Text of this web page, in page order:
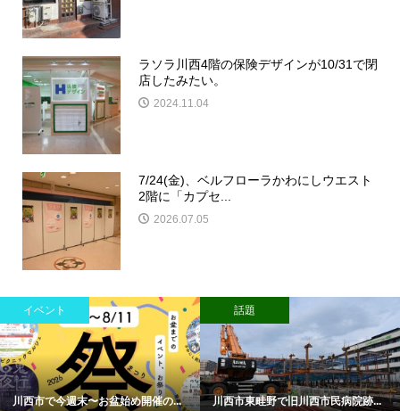
ラソラ川西4階の保険デザインが10/31で閉
店したみたい。
2024.11.04
7/24(金)、ベルフローラかわにしウエスト
2階に「カプセ...
2026.07.05
イベント
川西市で今週末〜お盆始め開催の...
話題
川西市東畦野で旧川西市民病院跡...